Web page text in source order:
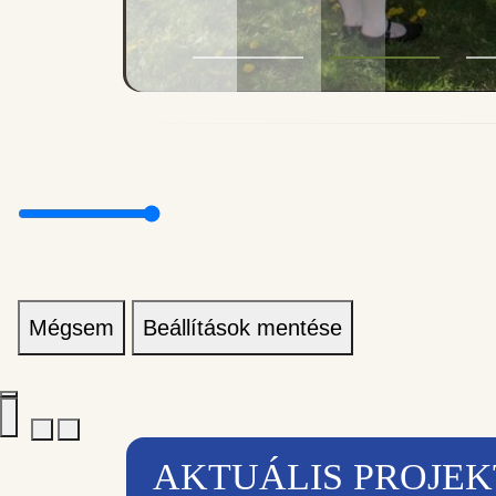
Mégsem Beállítások mentése
AKTUÁLIS